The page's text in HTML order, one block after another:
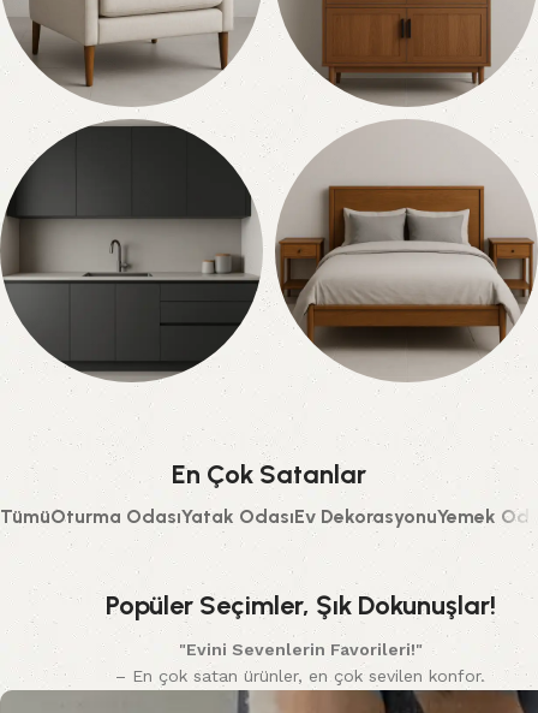
Berjer Konsol Vitrin
7 ürün
Mutfak Dolabı
0 ürün
Yatak Odası Takımı
13 ürün
En Çok Satanlar
TümüOturma OdasıYatak OdasıEv DekorasyonuYemek
Popüler Seçimler, Şık Dokunuşlar!
"Evini Sevenlerin Favorileri!"
– En çok satan ürünler, en çok sevilen konfor.